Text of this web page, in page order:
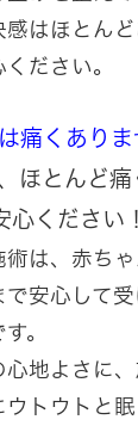
感はほとん
ださい。
痛くありま
ほとんど痛
心ください！
術は、赤ち
で安心して
。
心地よさに
ウトウトと